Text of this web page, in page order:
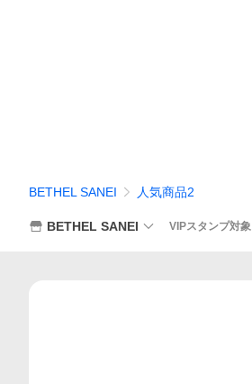
BETHEL SANEI 人気商品2
BETHEL SANEI VIPスタンプ対象